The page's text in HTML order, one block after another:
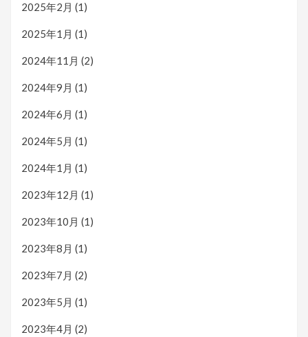
2025年2月 (1)
2025年1月 (1)
2024年11月 (2)
2024年9月 (1)
2024年6月 (1)
2024年5月 (1)
2024年1月 (1)
2023年12月 (1)
2023年10月 (1)
2023年8月 (1)
2023年7月 (2)
2023年5月 (1)
2023年4月 (2)